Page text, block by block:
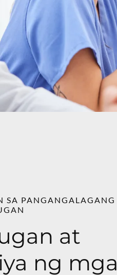
SA PANGANGALAGANG
at
ng mga